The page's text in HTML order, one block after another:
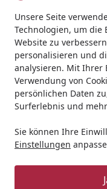
Unsere Seite
Technologien, um
Website zu
personalisieren und
analysieren. Mit Ihrer
Verwendung von
persönlichen Daten
Surferlebnis und
Sie können Ihre
Einstellungen
Suchen
Startseite
Aquaristik
Filterwatte